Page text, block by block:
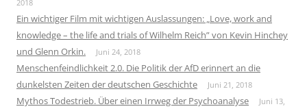
2018
Ein wichtiger Film mit wichtigen Auslassungen: „Love, work and
knowledge – the life and trials of Wilhelm Reich” von Kevin Hinchey
und Glenn Orkin.
Juni 24, 2018
Menschenfeindlichkeit 2.0. Die Politik der AfD erinnert an die
dunkelsten Zeiten der deutschen Geschichte
Juni 21, 2018
Mythos Todestrieb. Über einen Irrweg der Psychoanalyse
Juni 13,